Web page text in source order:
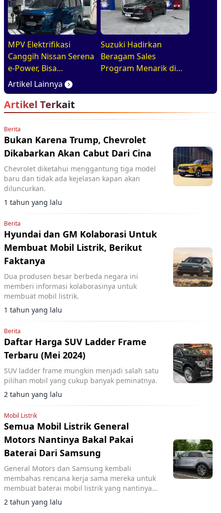
MPV Elektrifikasi
Canggih Nissan Serena
e-Power, Bisa
Diandalkan Untuk
Kebutuhan Harian
Keluarga
Suzuki Hadirkan
Beragam Sales
Program Menarik di
DP Ringan hingga
Artikel Lainnya
Artikel Terkait
Berita
Bukan Karena Trump, Chevrolet
Dikabarkan Akan Cabut Dari Cina
Chevrolet diketahui menggantung tiga model
baru dan tidak ada kejelasan kapan akan
diluncurkan.
1 tahun yang lalu
Berita
Hyundai dan GM Kolaborasi Untuk
Membuat Mobil Listrik, Berikut
Faktanya
Dua produsen besar berbeda negara ini
memberi informasi kolaborasinya untuk
membuat mobil listrik.
1 tahun yang lalu
Berita
Daftar Harga SUV Ladder Frame
Terbaru (Mei 2024)
SUV ladder frame mungkin menjadi salah satu
pilihan mobil yang cukup banyak peminatnya.
2 tahun yang lalu
Mobil Listrik
Semua Mobil Listrik General
Motors Nantinya Bakal Pakai
Baterai Dari Samsung
General Motors dan Samsung kembali
membahas rencana kerja sama mereka untuk
membuat baterai mobil listrik yang nantinya
akan digunakan GM dan aliansinya.
2 tahun yang lalu